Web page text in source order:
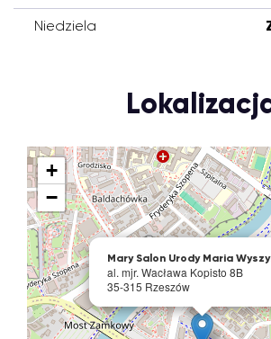
Niedziela
Mary Salon Urody Maria
al. mjr. Wacława Kopisto 8B
35-315 Rzeszów
+
−